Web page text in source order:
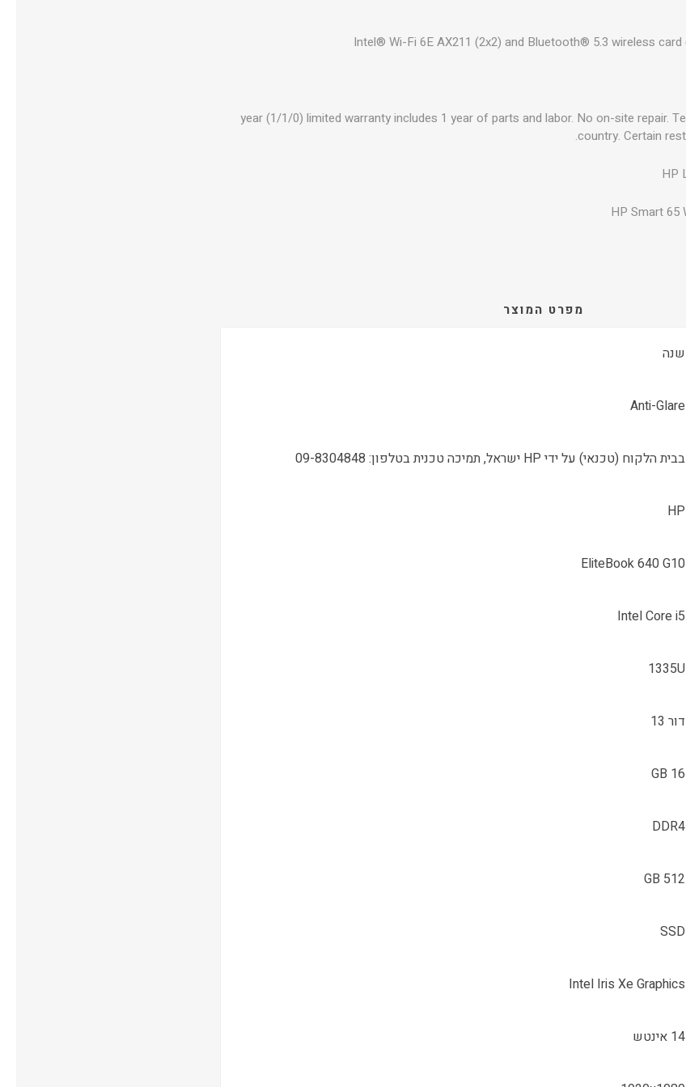
Intel® Wi-Fi 6E AX211 (2x2) and Bluetooth® 5.3 wireless
1 year (1/1/0) limited warranty includes 1 year of parts and labor. No on-site repair.
country. Certain
HP
HP Smart 65
מפרט המוצר
שנה
Anti-Glare
בבית הלקוח (טכנאי) על ידי HP ישראל, תמיכה טכנית בטלפון: 09-8304848
HP
EliteBook 640 G10
Intel Core i5
1335U
דור 13
16 GB
DDR4
512 GB
SSD
Intel Iris Xe Graphics
14 אינטש